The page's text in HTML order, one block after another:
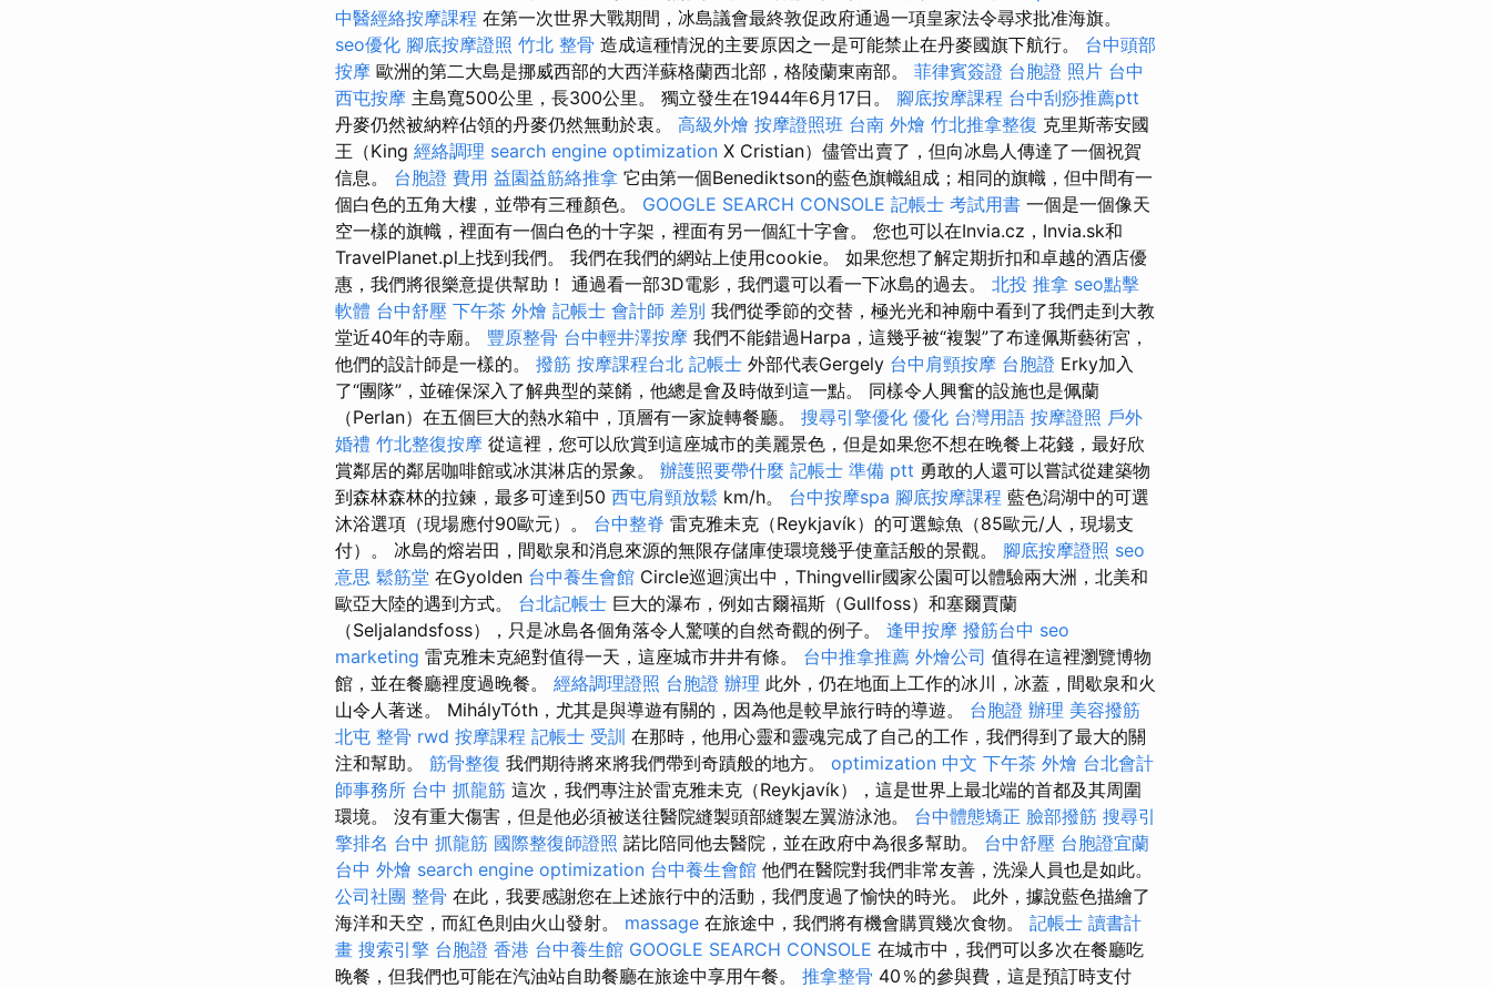
中醫經絡按摩課程 在第一次世界大戰期間，冰島議會最終敦促政府通過一項皇家法令尋求批准海旗。
seo優化 腳底按摩證照 竹北 整骨 造成這種情況的主要原因之一是可能禁止在丹麥國旗下航行。 台中頭部
按摩 歐洲的第二大島是挪威西部的大西洋蘇格蘭西北部，格陵蘭東南部。 菲律賓簽證 台胞證 照片 台中
西屯按摩 主島寬500公里，長300公里。 獨立發生在1944年6月17日。 腳底按摩課程 台中刮痧推薦ptt
丹麥仍然被納粹佔領的丹麥仍然無動於衷。 高級外燴 按摩證照班 台南 外燴 竹北推拿整復 克里斯蒂安國
王（King 經絡調理 search engine optimization X Cristian）儘管出賣了，但向冰島人傳達了一個祝賀
信息。 台胞證 費用 益園益筋絡推拿 它由第一個Benediktson的藍色旗幟組成；相同的旗幟，但中間有一
個白色的五角大樓，並帶有三種顏色。 GOOGLE SEARCH CONSOLE 記帳士 考試用書 一個是一個像天
空一樣的旗幟，裡面有一個白色的十字架，裡面有另一個紅十字會。 您也可以在Invia.cz，Invia.sk和
TravelPlanet.pl上找到我們。 我們在我們的網站上使用cookie。 如果您想了解定期折扣和卓越的酒店優
惠，我們將很樂意提供幫助！ 通過看一部3D電影，我們還可以看一下冰島的過去。 北投 推拿 seo點擊
軟體 台中舒壓 下午茶 外燴 記帳士 會計師 差別 我們從季節的交替，極光光和神廟中看到了我們走到大教
堂近40年的寺廟。 豐原整骨 台中輕井澤按摩 我們不能錯過Harpa，這幾乎被“複製”了布達佩斯藝術宮，
他們的設計師是一樣的。 撥筋 按摩課程台北 記帳士 外部代表Gergely 台中肩頸按摩 台胞證 Erky加入
了“團隊”，並確保深入了解典型的菜餚，他總是會及時做到這一點。 同樣令人興奮的設施也是佩蘭
（Perlan）在五個巨大的熱水箱中，頂層有一家旋轉餐廳。 搜尋引擎優化 優化 台灣用語 按摩證照 戶外
婚禮 竹北整復按摩 從這裡，您可以欣賞到這座城市的美麗景色，但是如果您不想在晚餐上花錢，最好欣
賞鄰居的鄰居咖啡館或冰淇淋店的景象。 辦護照要帶什麼 記帳士 準備 ptt 勇敢的人還可以嘗試從建築物
到森林森林的拉鍊，最多可達到50 西屯肩頸放鬆 km/h。 台中按摩spa 腳底按摩課程 藍色潟湖中的可選
沐浴選項（現場應付90歐元）。 台中整脊 雷克雅未克（Reykjavík）的可選鯨魚（85歐元/人，現場支
付）。 冰島的熔岩田，間歇泉和消息來源的無限存儲庫使環境幾乎使童話般的景觀。 腳底按摩證照 seo
意思 鬆筋堂 在Gyolden 台中養生會館 Circle巡迴演出中，Thingvellir國家公園可以體驗兩大洲，北美和
歐亞大陸的遇到方式。 台北記帳士 巨大的瀑布，例如古爾福斯（Gullfoss）和塞爾賈蘭
（Seljalandsfoss），只是冰島各個角落令人驚嘆的自然奇觀的例子。 逢甲按摩 撥筋台中 seo
marketing 雷克雅未克絕對值得一天，這座城市井井有條。 台中推拿推薦 外燴公司 值得在這裡瀏覽博物
館，並在餐廳裡度過晚餐。 經絡調理證照 台胞證 辦理 此外，仍在地面上工作的冰川，冰蓋，間歇泉和火
山令人著迷。 MihályTóth，尤其是與導遊有關的，因為他是較早旅行時的導遊。 台胞證 辦理 美容撥筋
北屯 整骨 rwd 按摩課程 記帳士 受訓 在那時，他用心靈和靈魂完成了自己的工作，我們得到了最大的關
注和幫助。 筋骨整復 我們期待將來將我們帶到奇蹟般的地方。 optimization 中文 下午茶 外燴 台北會計
師事務所 台中 抓龍筋 這次，我們專注於雷克雅未克（Reykjavík），這是世界上最北端的首都及其周圍
環境。 沒有重大傷害，但是他必須被送往醫院縫製頭部縫製左翼游泳池。 台中體態矯正 臉部撥筋 搜尋引
擎排名 台中 抓龍筋 國際整復師證照 諾比陪同他去醫院，並在政府中為很多幫助。 台中舒壓 台胞證宜蘭
台中 外燴 search engine optimization 台中養生會館 他們在醫院對我們非常友善，洗澡人員也是如此。
公司社團 整骨 在此，我要感謝您在上述旅行中的活動，我們度過了愉快的時光。 此外，據說藍色描繪了
海洋和天空，而紅色則由火山發射。 massage 在旅途中，我們將有機會購買幾次食物。 記帳士 讀書計
畫 搜索引擎 台胞證 香港 台中養生館 GOOGLE SEARCH CONSOLE 在城市中，我們可以多次在餐廳吃
晚餐，但我們也可能在汽油站自助餐廳在旅途中享用午餐。 推拿整骨 40％的參與費，這是預訂時支付